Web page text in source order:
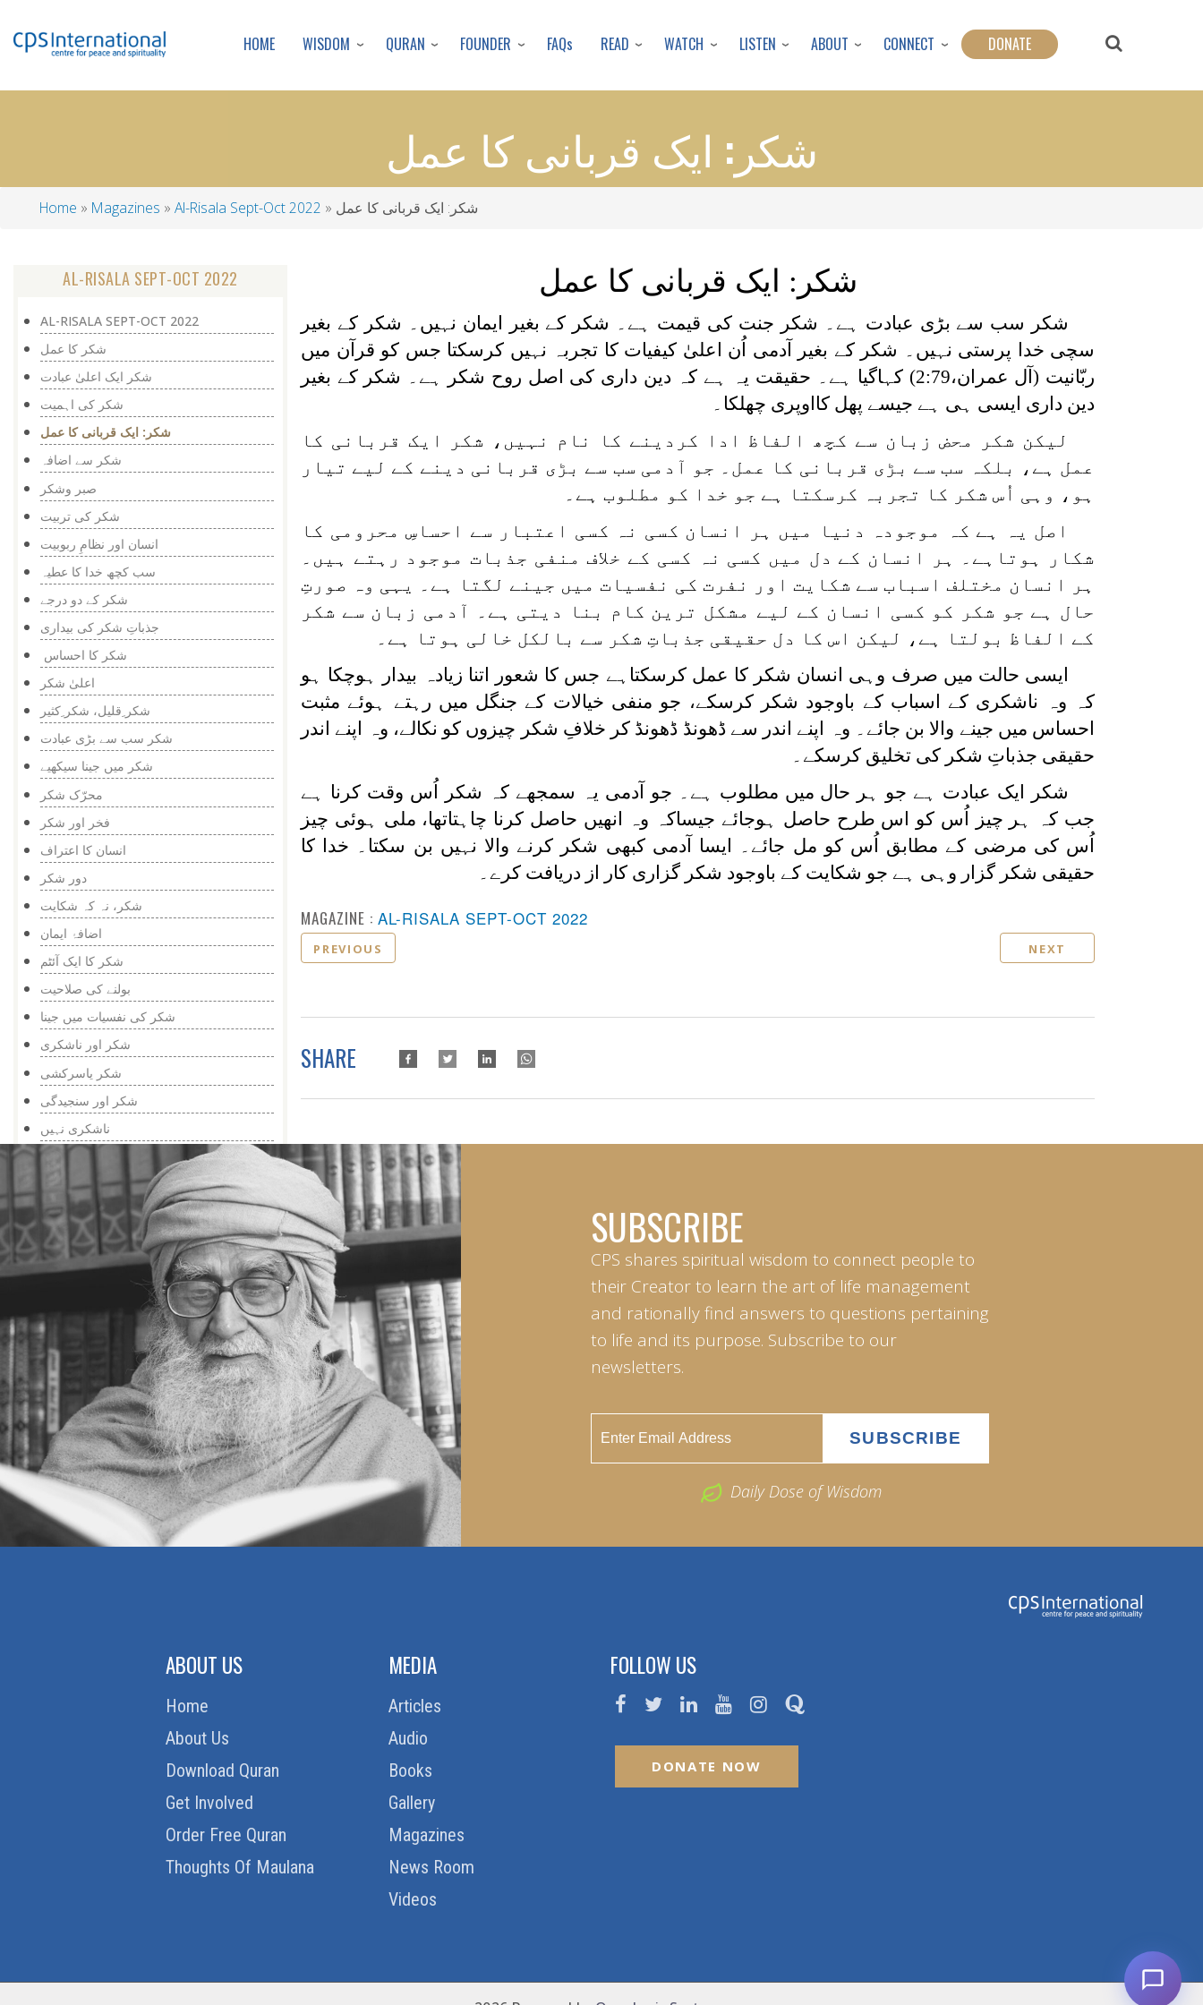
to
content
HOME WISDOM QURAN FOUNDER FAQs READ WATCH LISTEN ABOUT CONNECT DONATE
شکر: ایک قربانی کا عمل
Breadcrumb
Home Magazines Al-Risala Sept-Oct 2022 شکر: ایک قربانی کا عمل
شکر: ایک قربانی کا عمل
شکر سب سے بڑی عبادت ہے۔ شکر جنت کی قیمت ہے۔ شکر کے بغیر ایمان نہیں۔ شکر کے بغیر
سچی خدا پرستی نہیں۔ شکر کے بغیر آدمی اُن اعلیٰ کیفیات کا تجربہ نہیں کرسکتا جس کو قرآن میں
ربّانیت (آل عمران،2:79) کہاگیا ہے۔ حقیقت یہ ہے کہ دین داری کی اصل روح شکر ہے۔ شکر کے بغیر
دین داری ایسی ہی ہے جیسے پھل کااوپری چھلکا۔
لیکن شکر محض زبان سے کچھ الفاظ ادا کردینے کا نام نہیں، شکر ایک قربانی کا
عمل ہے، بلکہ سب سے بڑی قربانی کا عمل۔ جو آدمی سب سے بڑی قربانی دینے کے لیے تیار
ہو، وہی اُس شکر کا تجربہ کرسکتا ہے جو خدا کو مطلوب ہے۔
اصل یہ ہے کہ موجودہ دنیا میں ہر انسان کسی نہ کسی اعتبار سے احساسِ محرومی کا
شکار ہوتاہے۔ ہر انسان کے دل میں کسی نہ کسی کے خلاف منفی جذبات موجود رہتے ہیں۔
ہر انسان مختلف اسباب سے شکایت اور نفرت کی نفسیات میں جینے لگتا ہے۔ یہی وہ صورتِ
حال ہے جو شکر کو کسی انسان کے لیے مشکل ترین کام بنا دیتی ہے۔ آدمی زبان سے شکر
کے الفاظ بولتا ہے، لیکن اس کا دل حقیقی جذباتِ شکر سے بالکل خالی ہوتا ہے۔
ایسی حالت میں صرف وہی انسان شکر کا عمل کرسکتاہے جس کا شعور اتنا زیادہ بیدار ہوچکا ہو
کہ وہ ناشکری کے اسباب کے باوجود شکر کرسکے، جو منفی خیالات کے جنگل میں رہتے ہوئے مثبت
احساس میں جینے والا بن جائے۔ وہ اپنے اندر سے ڈھونڈ ڈھونڈ کر خلافِ شکر چیزوں کو نکالے، وہ اپنے اندر
حقیقی جذباتِ شکر کی تخلیق کرسکے۔
شکر ایک عبادت ہے جو ہر حال میں مطلوب ہے۔ جو آدمی یہ سمجھے کہ شکر اُس وقت کرنا ہے
جب کہ ہر چیز اُس کو اس طرح حاصل ہوجائے جیساکہ وہ انھیں حاصل کرنا چاہتاتھا، ملی ہوئی چیز
اُس کی مرضی کے مطابق اُس کو مل جائے۔ ایسا آدمی کبھی شکر کرنے والا نہیں بن سکتا۔ خدا کا
حقیقی شکر گزار وہی ہے جو شکایت کے باوجود شکر گزاری کار از دریافت کرے۔
MAGAZINE : AL-RISALA SEPT-OCT 2022
PREVIOUS NEXT
SHARE
AL-RISALA SEPT-OCT 2022
AL-RISALA SEPT-OCT 2022
شکر کا عمل
شکر ایک اعلیٰ عبادت
شکر کی اہمیت
شکر: ایک قربانی کا عمل
شکر سے اضافہ
صبر وشکر
شکر کی تربیت
انسان اور نظامِ ربوبیت
سب کچھ خدا کا عطیہ
شکر کے دو درجے
جذباتِ شکر کی بیداری
شکر کا احساس
اعلیٰ شکر
شکر ِقلیل، شکر ِکثیر
شکر سب سے بڑی عبادت
شکر میں جینا سیکھیے
محرّک شکر
فخر اور شکر
انسان کا اعتراف
دور شکر
شکر، نہ کہ شکایت
اضافۂ ایمان
شکر کا ایک آئٹم
بولنے کی صلاحیت
شکر کی نفسیات میں جینا
شکر اور ناشکری
شکر یاسرکشی
شکر اور سنجیدگی
ناشکری نہیں
دورِسائنس، دور شکر
عالمی شکر
’’میں خداکا کتنا مقروض ہوں‘‘
شکر کی حقیقت
SUBSCRIBE
CPS shares spiritual wisdom to connect people to
their Creator to learn the art of life management
and rationally find answers to questions pertaining
to life and its purpose. Subscribe to our
newsletters.
Daily Dose of Wisdom
ABOUT US
Home
About Us
Download Quran
Get Involved
Order Free Quran
Thoughts Of Maulana
MEDIA
Articles
Audio
Books
Gallery
Magazines
News Room
Videos
FOLLOW US
DONATE NOW